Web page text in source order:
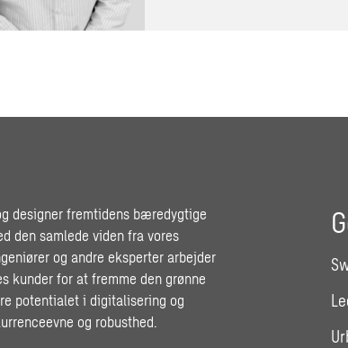
designer fremtidens bæredygtige
den samlede viden fra vores
og andre eksperter arbejder
kunder for at fremme den grønne
potentialet i digitalisering og
og robusthed.